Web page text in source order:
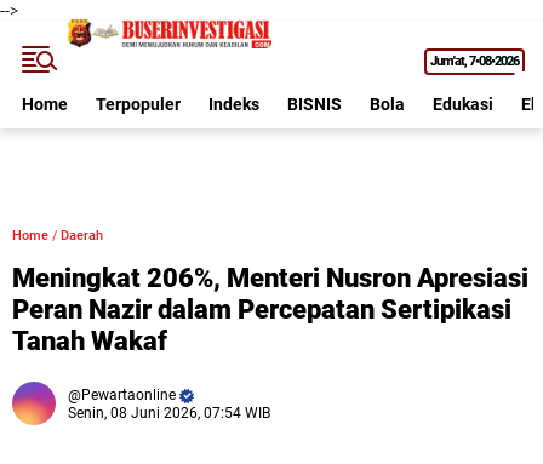
-->
Jum'at 7•08•2026
Home Terpopuler Indeks BISNIS Bola Edukasi
Home / Daerah
Meningkat 206%, Menteri Nusron Apresiasi
Peran Nazir dalam Percepatan Sertipikasi
Tanah Wakaf
Pewartaonline
Senin, 08 Juni 2026, 07:54 WIB